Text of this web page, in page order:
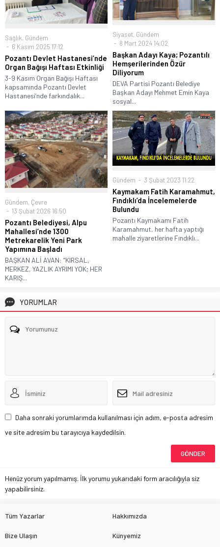
Sağlık, Gündem
6 Kasım 2025 17:12
Pozantı Devlet Hastanesi’nde
Organ Bağışı Haftası Etkinliği
3-9 Kasım Organ Bağışı Haftası
kapsamında Pozantı Devlet
Hastanesi’nde farkındalık...
Siyaset, Gündem
8 Mart 2024 14:02
Başkan Adayı Kaya; Pozantılı
Hemşerilerinden Özür
Diliyorum
DEVA Partisi Pozantı Belediye
Başkan Adayı Mehmet Emin Kaya
sosyal...
Gündem, Çevre
13 Şubat 2026 16:50
Pozantı Belediyesi, Alpu
Mahallesi’nde 1300
Metrekarelik Yeni Park
Yapımına Başladı
BAŞKAN ALİ AVAN: “KIRSAL,
MERKEZ, YAZLIK AYRIMI YOK; HER
KARIŞ...
Gündem 3 Şubat 2023 11:22
Kaymakam Fatih Karamahmut,
Fındıklı’da İncelemelerde
Bulundu
Pozantı Kaymakamı Fatih
Karamahmut, her hafta yaptığı
mahalle ziyaretlerine Fındıklı...
YORUMLAR
Daha sonraki yorumlarımda kullanılması için adım, e-posta adresim
ve site adresim bu tarayıcıya kaydedilsin.
Henüz yorum yapılmamış. İlk yorumu yukarıdaki form aracılığıyla siz
yapabilirsiniz.
Tüm Yazarlar Hakkımızda
Bize Ulaşın Künyemiz